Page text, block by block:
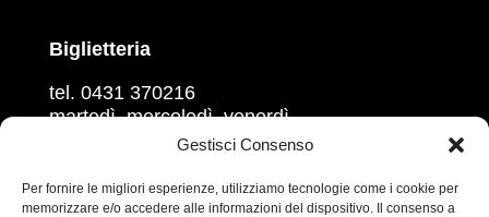
Gestisci Consenso
Per fornire le migliori esperienze, utilizziamo tecnologie come i cookie per
memorizzare e/o accedere alle informazioni del dispositivo. Il consenso a
Biglietteria
tel. 0431 370216
martedì, mercoledì, venerdì
ore 16.00 – 18.00
ore 10.00 – 12.00